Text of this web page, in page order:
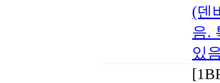
(덴
음.
있